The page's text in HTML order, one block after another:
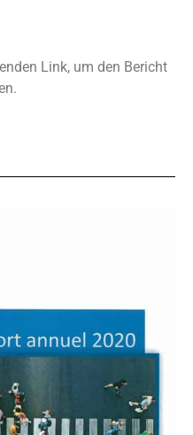
Link, um den Bericht